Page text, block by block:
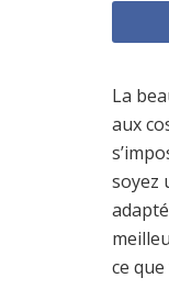
La
aux
soyez
ce